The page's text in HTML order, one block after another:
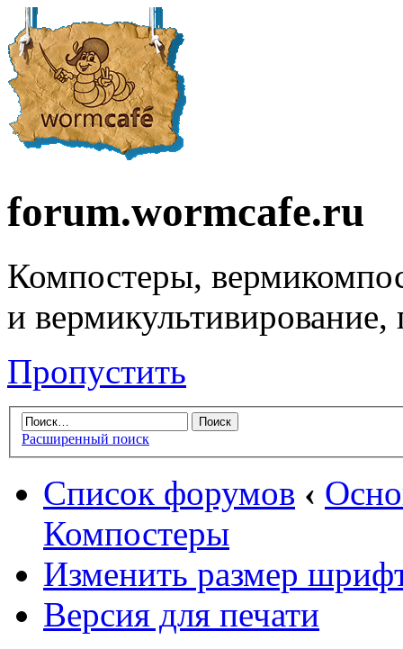
forum.wormcafe.ru
Компостеры,
и
Пропустить
Расширенный поиск
Список форумов ‹
Компостеры
Изменить размер
Версия для печати